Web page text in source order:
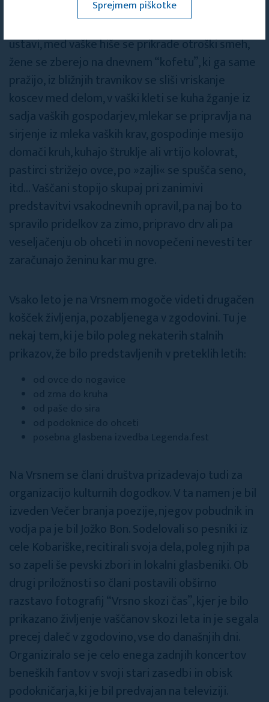
V soboto, v začetku avgusta se Vrsno odpravi na
ustavi, med vaške hiše se prikrade otroški smeh,
žene se zberejo na dnevnem “kofetu”, ki ga same
pražijo, iz bližnjih travnikov se sliši vriskanje
koscev med delom, v vaški kleti se kuha žganje iz
sadja vaških gospodarjev, mlekar se pripravlja na
sirjenje iz mleka vaških krav, gospodinje mesijo
domači kruh, kuhajo štruklje ali vrtijo kolovrat,
pastirci strižejo ovce, po »zajli« se spušča seno,
itd... Vaščani stopijo skupaj pri zanimivi
predstavitvi vsakodnevnih opravil, pa naj bo to
spravilo pridelkov za zimo, pripravo drv ali pa
veseljačenju ob ohceti in novopečeni nevesti ter
zaračunajo ženinu kar mu gre.
Vsako leto je na Vrsnem mogoče videti drugačen
košček življenja, pozabljenega v zgodovini. Tu je
nekaj tem, ki je bilo poleg nekaterih stalnih
prikazov, že bilo predstavljenih v preteklih letih:
Na Vrsnem se člani društva prizadevajo tudi za
organizacijo kulturnih dogodkov. V ta namen je bil
izveden Večer branja poezije, njegov pobudnik in
vodja pa je bil Jožko Bon. Sodelovali so pesniki iz
cele Kobariške, recitirali svoja dela, poleg njih pa
so zapeli še pevski zbori in lokalni glasbeniki. Ob
drugi priložnosti so člani postavili obširno
razstavo fotografij “Vrsno skozi čas”, kjer je bilo
prikazano življenje vaščanov skozi leta in je segala
precej daleč v zgodovino, vse do današnjih dni.
Organiziralo se je celo enega zadnjih koncertov
beneških fantov v svoji stari zasedbi in obisk
podokničarja, ki je bil predvajan na televiziji.
Sprejmem piškotke